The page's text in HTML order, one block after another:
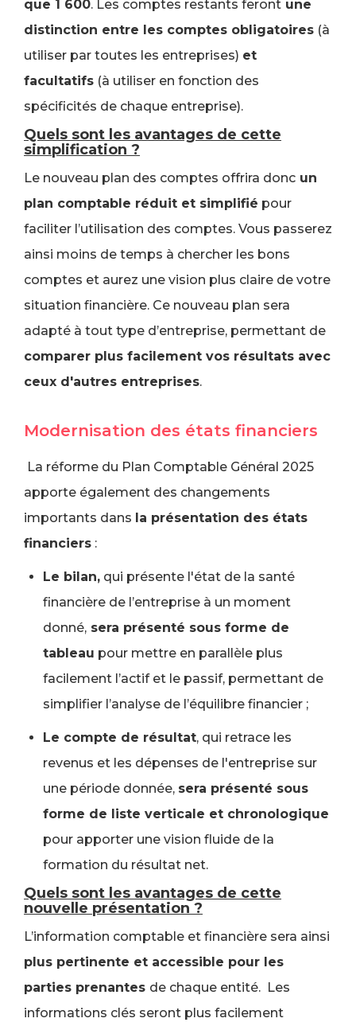
que 1 600. Les comptes restants feront une
distinction entre les comptes obligatoires (à
utiliser par toutes les entreprises) et
facultatifs (à utiliser en fonction des
spécificités de chaque entreprise).
Quels sont les avantages de cette
simplification ?
Le nouveau plan des comptes offrira donc un
plan comptable réduit et simplifié pour
faciliter l’utilisation des comptes. Vous passerez
ainsi moins de temps à chercher les bons
comptes et aurez une vision plus claire de votre
situation financière. Ce nouveau plan sera
adapté à tout type d’entreprise, permettant de
comparer plus facilement vos résultats avec
ceux d'autres entreprises.
Modernisation des états financiers
La réforme du Plan Comptable Général 2025
apporte également des changements
importants dans la présentation des états
financiers :
Le bilan, qui présente l'état de la santé
financière de l’entreprise à un moment
donné, sera présenté sous forme de
tableau pour mettre en parallèle plus
facilement l’actif et le passif, permettant de
simplifier l’analyse de l’équilibre financier ;
Le compte de résultat, qui retrace les
revenus et les dépenses de l'entreprise sur
une période donnée, sera présenté sous
forme de liste verticale et chronologique
pour apporter une vision fluide de la
formation du résultat net.
Quels sont les avantages de cette
nouvelle présentation ?
L’information comptable et financière sera ainsi
plus pertinente et accessible pour les
parties prenantes de chaque entité. Les
informations clés seront plus facilement